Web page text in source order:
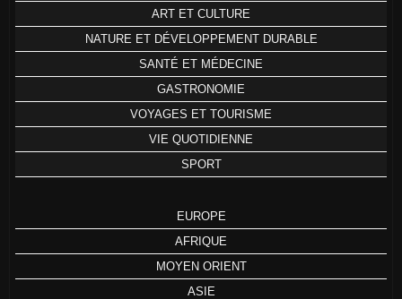
ART ET CULTURE
NATURE ET DÉVELOPPEMENT DURABLE
SANTÉ ET MÉDECINE
GASTRONOMIE
VOYAGES ET TOURISME
VIE QUOTIDIENNE
SPORT
EUROPE
AFRIQUE
MOYEN ORIENT
ASIE